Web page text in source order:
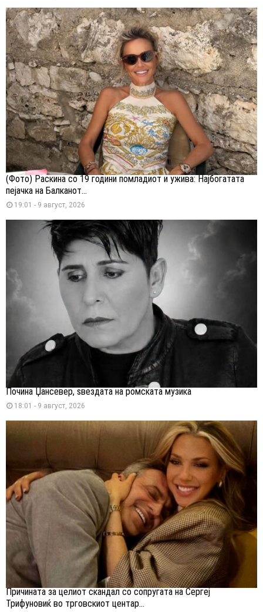
(Фото) Раскина со 19 години помладиот и ужива: Најбогатата
пејачка на Балканот...
19:01 - 9 август, 2026
Почина Џансевер, ѕвездата на ромската музика
18:01 - 9 август, 2026
Причината за целиот скандал со сопругата на Сергеј
Трифуновиќ во трговскиот центар...